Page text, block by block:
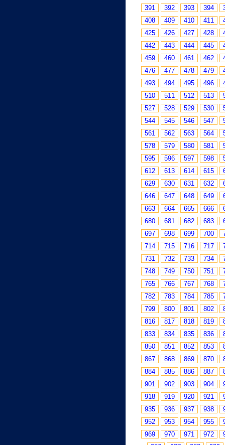
391
392 393 394
408
409 410 411
425
426 427 428
442
443 444 445
459
460 461 462
476
477 478 479
493
494 495 496
510
511 512 513
527
528 529 530
544
545 546 547
561
562 563 564
578
579 580 581
595
596 597 598
612
613 614 615
629
630 631 632
646
647 648 649
663
664 665 666
680
681 682 683
697
698 699 700
714
715 716 717
731
732 733 734
748
749 750 751
765
766 767 768
782
783 784 785
799
800 801 802
816
817 818 819
833
834 835 836
850
851 852 853
867
868 869 870
884
885 886 887
901
902 903 904
918
919 920 921
935
936 937 938
952
953 954 955
969
970 971 972